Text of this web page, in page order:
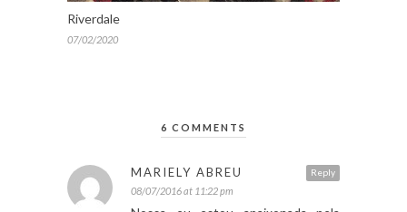
Riverdale
07/02/2020
6 COMMENTS
Reply
MARIELY ABREU
08/07/2016 at 11:22 pm